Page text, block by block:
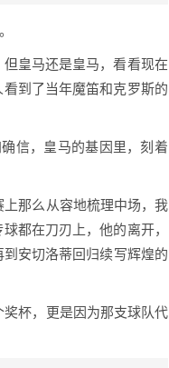
皇马还是皇马，看看现在
到了当年魔笛和克罗斯的
信，皇马的基因里，刻着
那么从容地梳理中场，我
都在刀刃上，他的离开，
安切洛蒂回归续写辉煌的
杯，更是因为那支球队代